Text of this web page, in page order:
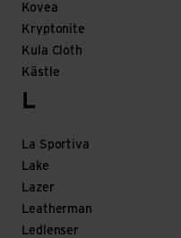
Kovea
Kryptonite
Kula Cloth
Kästle
L
La Sportiva
Lake
Lazer
Leatherman
Ledlenser